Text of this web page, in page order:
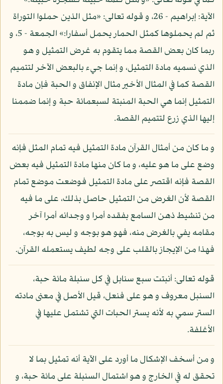
الآية: إبراهيم - 26، و قوله تعالى: «مثل الذين حملوا التوراة
ثم لم يحملوها كمثل الحمار يحمل أسفارا:» الجمعة - 5، و
ربما كان بعض القصة مما يتقوم به غرض التمثيل و هو
الذي نسميه مادة التمثيل، و إنما جيء بالبعض الآخر لتتميم
القصة كما في المثال الأخير مثال الإنفاق و الحبة فإن مادة
التمثيل إنما هي الحبة المنبتة لسبعمائة حبة و إنما ضممنا
إليها الذي زرع لتتميم القصة.
و ما كان من أمثال القرآن مادة التمثيل فيه تمام المثل فإنه
وضع على ما هو عليه، و ما كان منها مادة التمثيل فيه بعض
القصة فإنه اقتصر على مادة التمثيل فوضعت موضع تمام
القصة لأن الغرض من التمثيل حاصل بذلك، على ما فيه
من تنشيط ذهن السامع بفقده أمرا و وجدانه أمرا آخر
مقامه يفي بالغرض منه، فهو هو بوجه و ليس به بوجه،
فهذا من الإيجاز بالقلب على وجه لطيف يستعمله القرآن.
قوله تعالى: أنبتت سبع سنابل في كل سنبلة مائة حبة،
السنبل معروف و هو على فنعل، قيل الأصل في معنى مادته
الستر سمي به لأنه يستر الحبات التي تشتمل عليها في
الأغلفة.
و من أسخف الإشكال ما أورد على الآية أنه تمثيل بما لا
تحقق له في الخارج و هو اشتمال السنبلة على مائة حبة، و